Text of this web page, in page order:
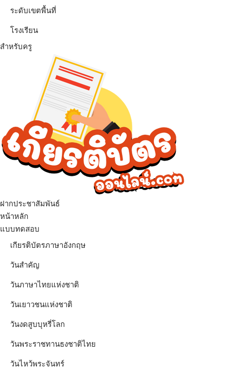
ระดับเขตพื้นที่
โรงเรียน
สำหรับครู
ฝากประชาสัมพันธ์
เมนู
หน้าหลัก
แบบทดสอบ
เกียรติบัตรภาษาอังกฤษ
วันสำคัญ
วันภาษาไทยแห่งชาติ
วันเยาวชนแห่งชาติ
วันงดสูบบุหรี่โลก
วันพระราชทานธงชาติไทย
วันไหว้พระจันทร์​